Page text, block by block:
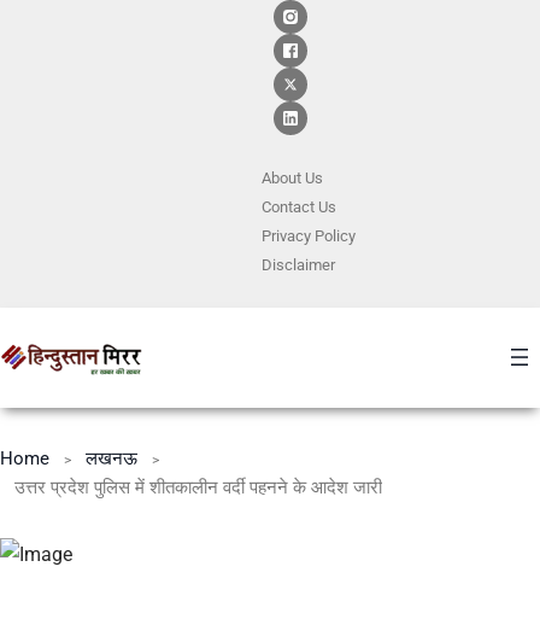
About Us
ContactUs
Privacy Policy
Disclaimer
Home
लखनऊ
उत्तर प्रदेश पुलिस में शीतकालीन वर्दी पहनने के आदेश जारी